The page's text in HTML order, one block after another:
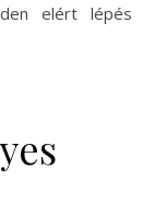
elért lépés